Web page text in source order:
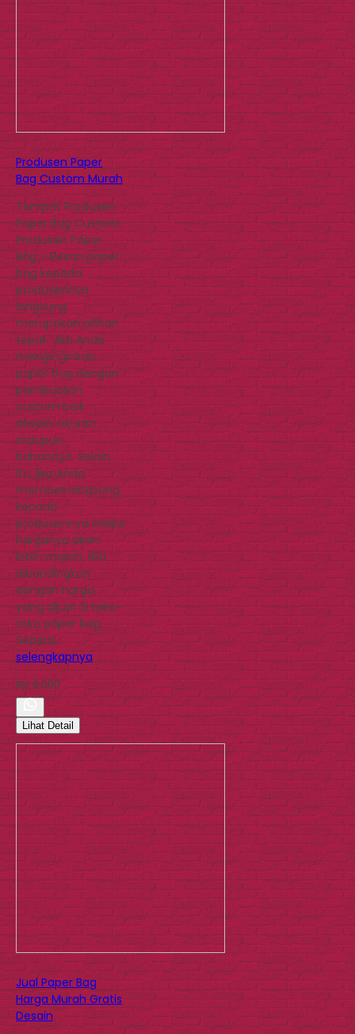
Produsen Paper
Bag Custom Murah
Tempat Produsen
Paper Bag Custom
Produsen Paper
Bag – Pesan paper
bag kepada
produsennya
langsung
merupakan pilihan
tepat. Jika Anda
menginginkan
paper bag dengan
pembuatan
custom baik
desain, ukuran
maupun
bahannya. Selain
itu, jika Anda
membeli langsung
kepada
produsennya maka
harganya akan
lebih murah. Bila
dibandingkan
dengan harga
yang dijual di toko-
toko paper bag.
Seperti…
selengkapnya
Rp 6.000
Lihat Detail
Jual Paper Bag
Harga Murah Gratis
Desain